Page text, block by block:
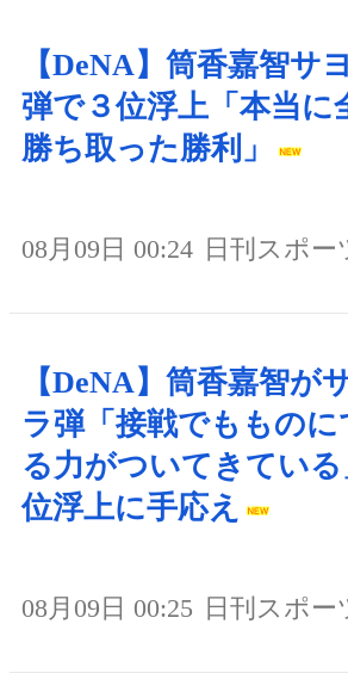
【DeNA】筒香嘉智サ
弾で３位浮上「本当に
勝ち取った勝利」
08月09日 00:24 日刊スポー
【DeNA】筒香嘉智が
ラ弾「接戦でもものに
る力がついてきている
位浮上に手応え
08月09日 00:25 日刊スポー